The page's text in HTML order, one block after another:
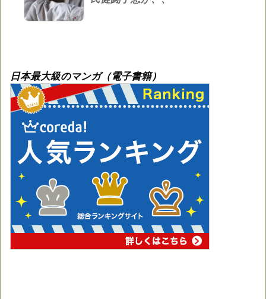
日本最大級のマンガ（電子書籍）